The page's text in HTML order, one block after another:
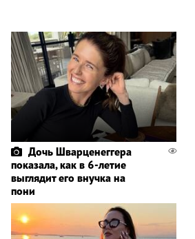
Дочь Шварценеггера
показала, как в 6-летие
выглядит его внучка на
пони